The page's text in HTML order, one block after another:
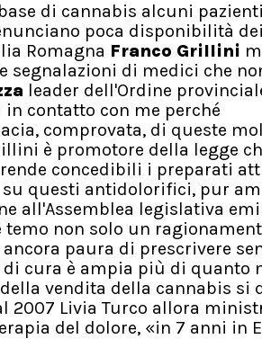
di cannabis alcuni
poca disponibilità dei
Romagna Franco Grillini
segnalazioni di medici che
leader dell'Ordine
contatto con me perché
comprovata, di queste
è promotore della legge
concedibili i preparati
su questi antidolorifici, pur
all'Assemblea legislativa
non solo un
paura di prescrivere
cura è ampia più di quanto
vendita della cannabis si
2007 Livia Turco allora
del dolore, «in 7 anni in